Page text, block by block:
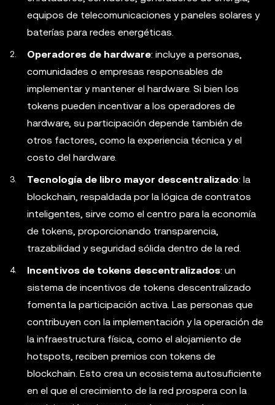
equipos de telecomunicaciones y paneles solares y
baterías para redes energéticas.
Operadores de hardware: incluye a personas,
comunidades o empresas responsables de
implementar y mantener el hardware. Si bien los
tokens pueden incentivar a los operadores de
hardware, su participación depende también de
otros factores, como la experiencia técnica y el
costo del hardware.
Tecnología de libro mayor descentralizado: la
blockchain, respaldada por la lógica de contratos
inteligentes, sirve como el centro para la economía
de tokens, proporcionando transparencia,
trazabilidad y seguridad sólida dentro de la red.
Incentivos de tokens descentralizados: un
sistema de incentivos de tokens descentralizado
fomenta la participación activa. Las personas que
contribuyen con la implementación y la operación de
la infraestructura física, como el alojamiento de
hotspots, reciben premios con tokens de
blockchain. Esto crea un ecosistema autosuficiente
en el que el crecimiento de la red prospera con la